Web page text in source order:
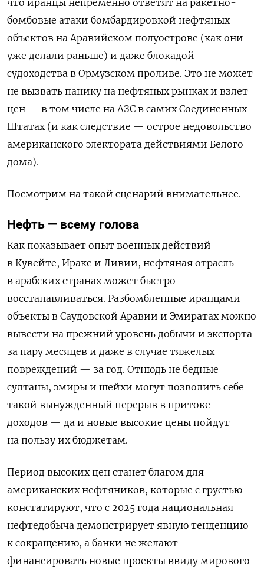
что иранцы непременно ответят на ракетно-
бомбовые атаки бомбардировкой нефтяных
объектов на Аравийском полуострове (как они
уже делали раньше) и даже блокадой
судоходства в Ормузском проливе. Это не может
не вызвать панику на нефтяных рынках и взлет
цен — в том числе на АЗС в самих Соединенных
Штатах (и как следствие — острое недовольство
американского электората действиями Белого
дома).
Посмотрим на такой сценарий внимательнее.
Нефть — всему голова
Как показывает опыт военных действий
в Кувейте, Ираке и Ливии, нефтяная отрасль
в арабских странах может быстро
восстанавливаться. Разбомбленные иранцами
объекты в Саудовской Аравии и Эмиратах можно
вывести на прежний уровень добычи и экспорта
за пару месяцев и даже в случае тяжелых
повреждений — за год. Отнюдь не бедные
султаны, эмиры и шейхи могут позволить себе
такой вынужденный перерыв в притоке
доходов — да и новые высокие цены пойдут
на пользу их бюджетам.
Период высоких цен станет благом для
американских нефтяников, которые с грустью
констатируют, что с 2025 года национальная
нефтедобыча демонстрирует явную тенденцию
к сокращению, а банки не желают
финансировать новые проекты ввиду мирового